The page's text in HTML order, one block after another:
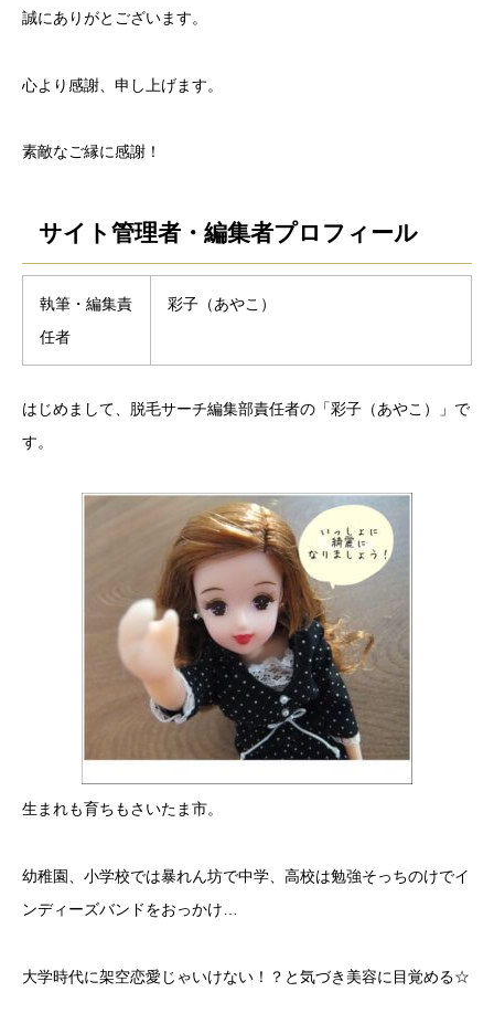
誠にありがとございます。
心より感謝、申し上げます。
素敵なご縁に感謝！
サイト管理者・編集者プロフィール
執筆・編集責
任者
彩子（あやこ）
はじめまして、脱毛サーチ編集部責任者の「彩子（あやこ）」で
す。
生まれも育ちもさいたま市。
幼稚園、小学校では暴れん坊で中学、高校は勉強そっちのけでイ
ンディーズバンドをおっかけ…
大学時代に架空恋愛じゃいけない！？と気づき美容に目覚める☆